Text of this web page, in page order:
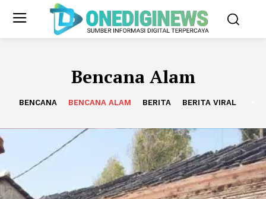
Bencana Alam
BENCANA BENCANA ALAM BERITA BERITA VIRAL